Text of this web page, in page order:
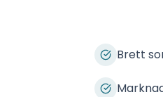
Brett